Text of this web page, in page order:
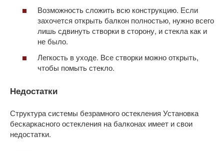
Возможность сложить всю конструкцию. Если
захочется открыть балкон полностью, нужно всего
лишь сдвинуть створки в сторону, и стекла как и
не было.
Легкость в уходе. Все створки можно открыть,
чтобы помыть стекло.
Недостатки
Структура системы безрамного остекления Установка
бескаркасного остекления на балконах имеет и свои
недостатки.